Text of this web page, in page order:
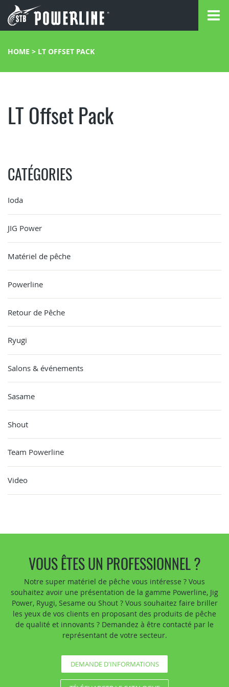
HOME > LT OFFSET PACK
LT Offset Pack
CATÉGORIES
Ioda
JIG Power
Matériel de pêche
Powerline
Retour de Pêche
Ryugi
Salons & événements
Sasame
Shout
Team Powerline
Video
VOUS ÊTES UN PROFESSIONNEL ?
Notre super matériel de pêche vous intéresse ? Vous
souhaitez avoir une présentation de la gamme Powerline, Jig
Power, Ryugi, Sesame ou Shout ? Vous souhaitez faire briller
les yeux de vos clients en proposant des produits de pêche
de qualité et innovants ? Demandez à être contacté par le
représentant de votre secteur.
DEMANDE D'INFORMATIONS